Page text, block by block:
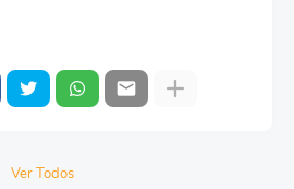
Ver Todos